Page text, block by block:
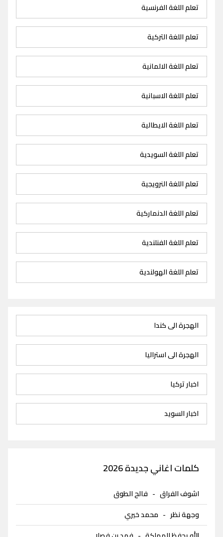
تعلم اللغة الفرنسية
تعلم اللغة التركية
تعلم اللغة الالمانية
تعلم اللغة الاسبانية
تعلم اللغة الايطالية
تعلم اللغة السويدية
تعلم اللغة النرويجية
تعلم اللغة الدنماركية
تعلم اللغة الفنلندية
تعلم اللغة الهولندية
الهجرة الى كندا
الهجرة الى استراليا
اخبار تركيا
اخبار السويد
كلمات اغاني جديدة 2026
اشوف الفراق - فالح الطوق
وجهة نظر - محمد خيري